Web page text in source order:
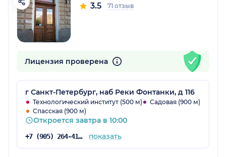
3.5 71 отзыв
Лицензия проверена
г Санкт-Петербург, наб Реки Фонтанки, д 116
Технологический институт (500 м)
Садовая (900 м)
Спасская (900 м)
Откроется завтра в 10:00
+7 (905) 264-41-07 показать